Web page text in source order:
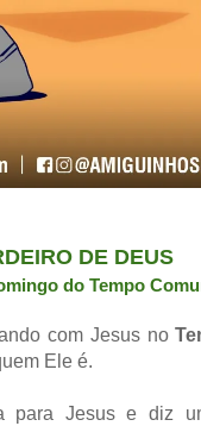
DE DEUS
do Tempo
com Jesus no
Ele é.
para Jesus e diz